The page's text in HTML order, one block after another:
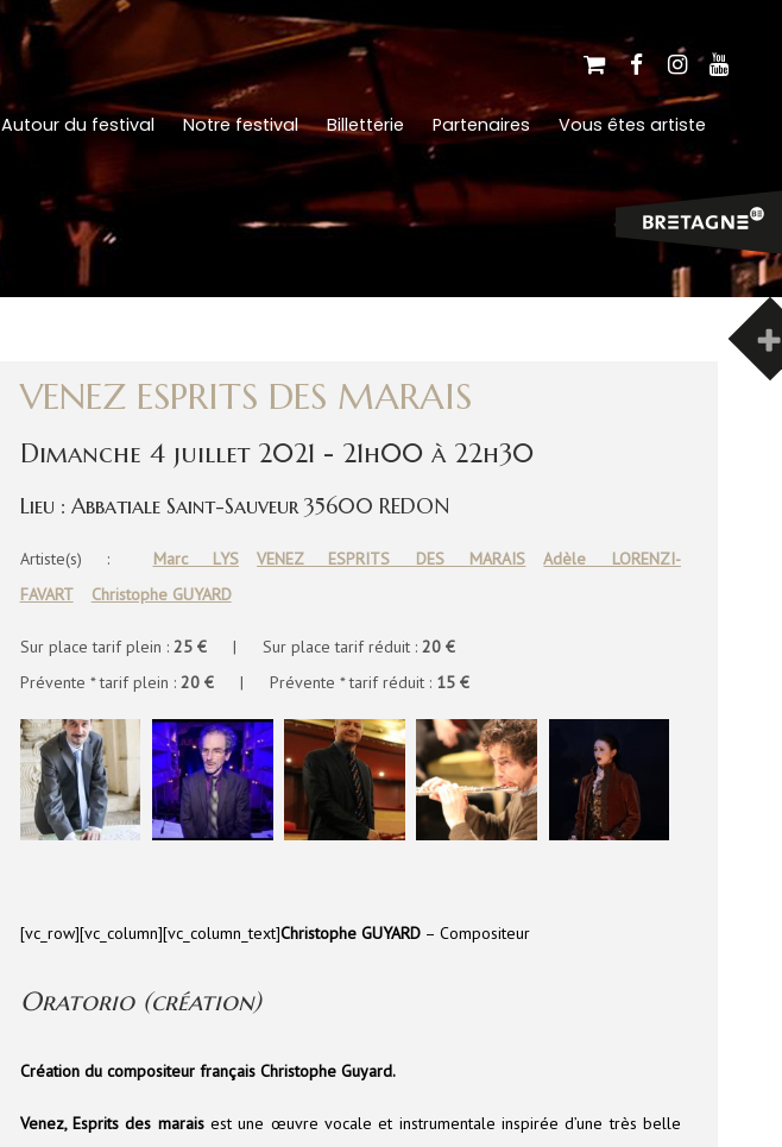
Autour du festival Notre festival Billetterie Partenaires Vous êtes artiste
VENEZ ESPRITS DES MARAIS
Dimanche 4 juillet 2021 - 21h00 à 22h30
Lieu : Abbatiale Saint-Sauveur 35600 REDON
Artiste(s) : Marc LYS VENEZ ESPRITS DES MARAIS
Adèle LORENZI-
FAVART
Christophe GUYARD
Sur place tarif plein : 25 €| Sur place tarif réduit : 20 €
Prévente * tarif plein : 20 €| Prévente * tarif réduit : 15 €
[vc_row][vc_column][vc_column_text]Christophe GUYARD– Compositeur
Oratorio (création)
Création du compositeur français Christophe Guyard.
Venez, Esprits des maraisest une œuvre vocale et instrumentale inspirée d’une très belle